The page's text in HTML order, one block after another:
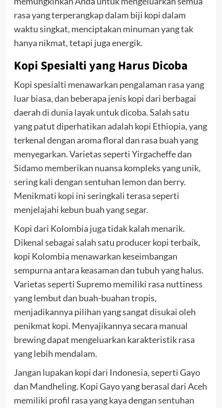
rasa yang terperangkap dalam biji kopi dalam
waktu singkat, menciptakan minuman yang tak
hanya nikmat, tetapi juga energik.
Kopi Spesialti yang Harus Dicoba
Kopi spesialti menawarkan pengalaman rasa yang
luar biasa, dan beberapa jenis kopi dari berbagai
daerah di dunia layak untuk dicoba. Salah satu
yang patut diperhatikan adalah kopi Ethiopia, yang
terkenal dengan aroma floral dan rasa buah yang
menyegarkan. Varietas seperti Yirgacheffe dan
Sidamo memberikan nuansa kompleks yang unik,
sering kali dengan sentuhan lemon dan berry.
Menikmati kopi ini seringkali terasa seperti
menjelajahi kebun buah yang segar.
Kopi dari Kolombia juga tidak kalah menarik.
Dikenal sebagai salah satu producer kopi terbaik,
kopi Kolombia menawarkan keseimbangan
sempurna antara keasaman dan tubuh yang halus.
Varietas seperti Supremo memiliki rasa nuttiness
yang lembut dan buah-buahan tropis,
menjadikannya pilihan yang sangat disukai oleh
penikmat kopi. Menyajikannya secara manual
brewing dapat mengeluarkan karakteristik rasa
yang lebih mendalam.
Jangan lupakan kopi dari Indonesia, seperti Gayo
dan Mandheling. Kopi Gayo yang berasal dari Aceh
memiliki profil rasa yang kaya dengan sentuhan